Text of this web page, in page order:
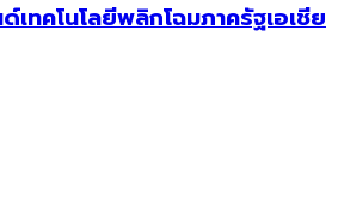
ทคโนโลยีพลิกโฉมภาครัฐเอเชีย